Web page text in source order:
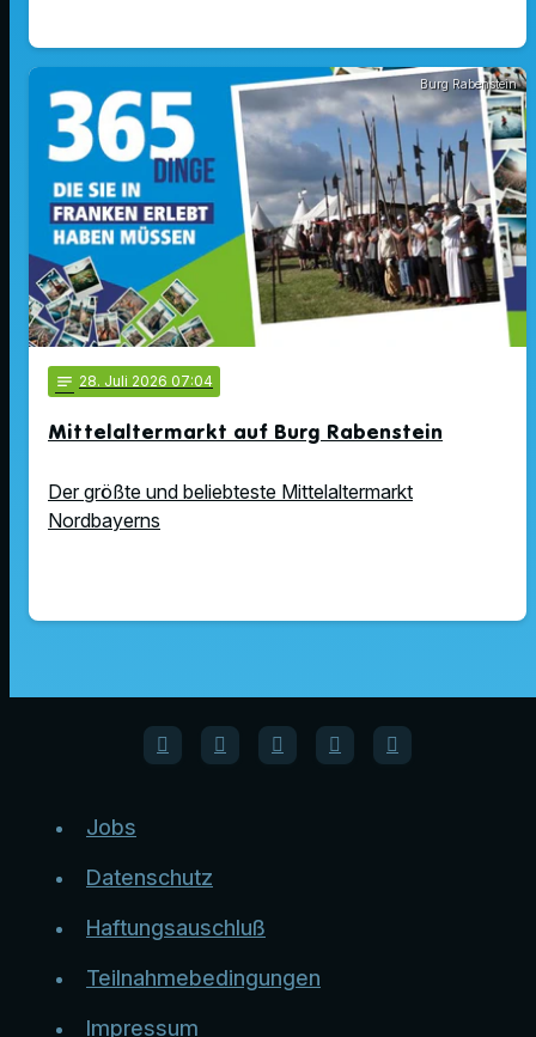
Burg Rabenstein
notes 28. Juli 2026 07:04
Mittelaltermarkt auf Burg Rabenstein
Der größte und beliebteste Mittelaltermarkt
Nordbayerns
Jobs
Datenschutz
Haftungsauschluß
Teilnahmebedingungen
Impressum